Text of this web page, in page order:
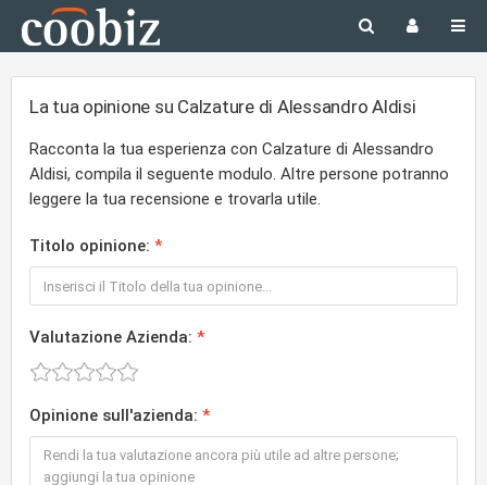
La tua opinione su Calzature di Alessandro Aldisi
Racconta la tua esperienza con Calzature di Alessandro
Aldisi, compila il seguente modulo. Altre persone potranno
leggere la tua recensione e trovarla utile.
Titolo opinione:
Valutazione Azienda:
Opinione sull'azienda: